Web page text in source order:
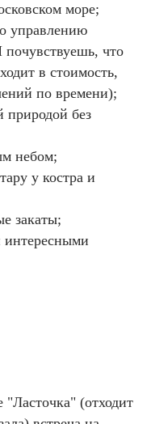
море;
управлению
что
в стоимость,
по времени);
природой без
небом;
у костра и
закаты;
"Ласточка" (отходит